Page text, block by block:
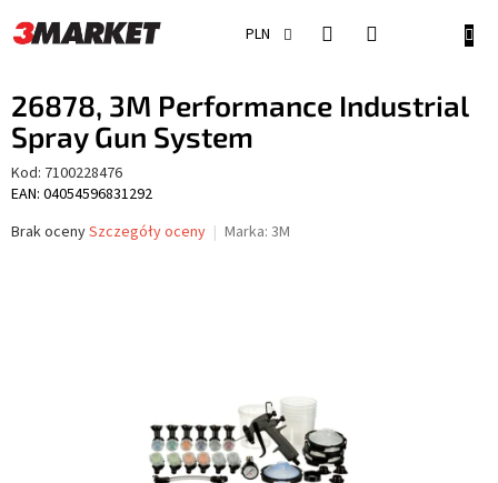
do
treści
PLN
26878, 3M Performance Industrial
Spray Gun System
Kod: 7100228476
EAN: 04054596831292
Średnia
Brak ocenySzczegóły oceny Marka: 3M